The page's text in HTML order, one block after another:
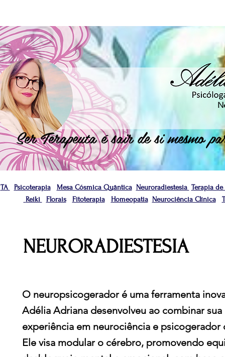
NEURORADIESTESIA
O neuropsicogerador é uma ferramenta
Adélia Adriana desenvolveu ao combinar sua
experiência em neurociência e psicogerador
Ele visa modular o cérebro, promovendo
TA Psicoterapia Mesa Cósmica Quântica Neuroradiestesia Terapia de
Reiki
Florais Fitoterapia Homeopatia Neurociência Clínica
Ser Terapeuta é sair de si mesmo